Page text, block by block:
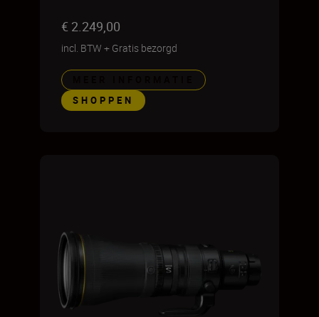
€ 2.249,00
incl. BTW + Gratis bezorgd
SHOPPEN